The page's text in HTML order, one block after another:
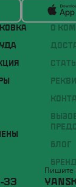
О
БЛОГ
33
Пишите